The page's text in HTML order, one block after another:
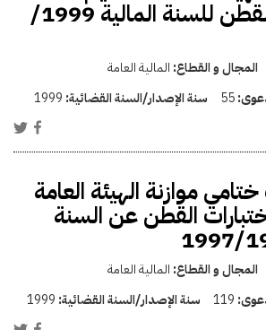
واختبارات القطن للسنة المالية 1999/
المجال و القطاع: المالية العامة
55 سنة الإصدار/السنة القضائية: 1999
موازنة الهيئة العامة
القطن عن السنة
المجال و القطاع: المالية العامة
119 سنة الإصدار/السنة القضائية: 1999